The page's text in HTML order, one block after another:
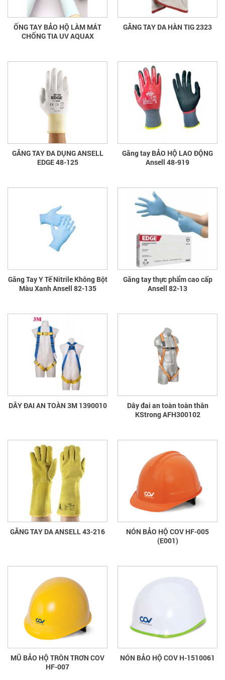
ỐNG TAY BẢO HỘ LÀM MÁT
CHỐNG TIA UV AQUAX
GĂNG TAY DA HÀN TIG 2323
GĂNG TAY ĐA DỤNG ANSELL
EDGE 48-125
Găng tay BẢO HỘ LAO ĐỘNG
Ansell 48-919
Găng Tay Y Tế Nitrile Không Bột
Màu Xanh Ansell 82-135
Găng tay thực phẩm cao cấp
Ansell 82-13
DÂY ĐAI AN TOÀN 3M 1390010
Dây đai an toàn toàn thân
KStrong AFH300102
GĂNG TAY DA ANSELL 43-216
NÓN BẢO HỘ COV HF-005
(E001)
MŨ BẢO HỘ TRÒN TRƠN COV
HF-007
NÓN BẢO HỘ COV H-1510061